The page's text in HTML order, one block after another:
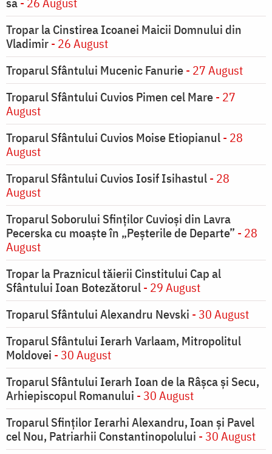
Tropar la Cinstirea Icoanei Maicii Domnului din
Vladimir- 26 August
Troparul Sfântului Mucenic Fanurie- 27 August
Troparul Sfântului Cuvios Pimen cel Mare- 27
August
Troparul Sfântului Cuvios Moise Etiopianul- 28
August
Troparul Sfântului Cuvios Iosif Isihastul- 28
August
Troparul Soborului Sfinților Cuvioși din Lavra
Pecerska cu moaște în „Peșterile de Departe” - 28
August
Tropar la Praznicul tăierii Cinstitului Cap al
Sfântului Ioan Botezătorul- 29 August
Troparul Sfântului Alexandru Nevski - 30 August
Troparul Sfântului Ierarh Varlaam, Mitropolitul
Moldovei - 30 August
Troparul Sfântului Ierarh Ioan de la Râşca şi Secu,
Arhiepiscopul Romanului - 30 August
Troparul Sfinţilor Ierarhi Alexandru, Ioan şi Pavel
cel Nou, Patriarhii Constantinopolului - 30 August